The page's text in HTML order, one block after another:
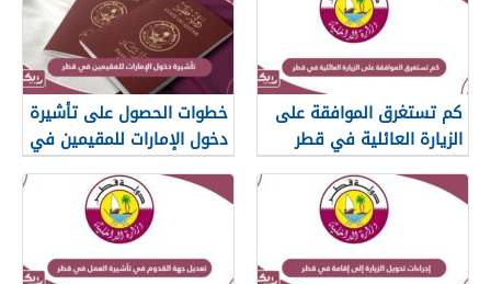
كم تستغرق الموافقة على
الزيارة العائلية في قطر
خطوات الحصول على تأشيرة
دخول الإمارات للمقيمين في
قطر